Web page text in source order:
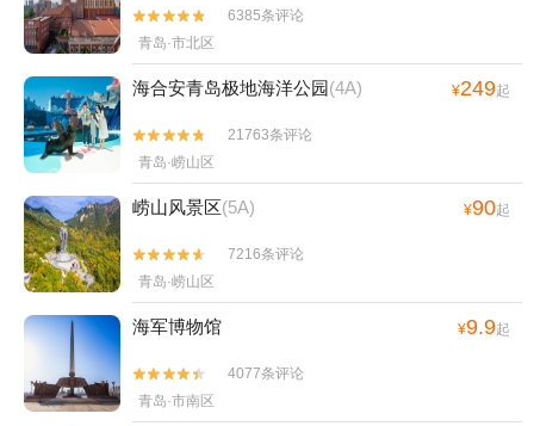


6385条评论
青岛·市北区
海合安青岛极地海洋公园(4A) ¥249起


21763条评论
青岛·崂山区
崂山风景区(5A) ¥90起


7216条评论
青岛·崂山区
海军博物馆 ¥9.9起


4077条评论
青岛·市南区